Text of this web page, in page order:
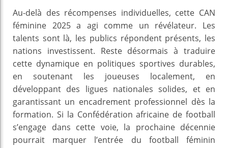
Au-delà des récompenses individuelles, cette CAN
féminine 2025 a agi comme un révélateur. Les
talents sont là, les publics répondent présents, les
nations investissent. Reste désormais à traduire
cette dynamique en politiques sportives durables,
en soutenant les joueuses localement, en
développant des ligues nationales solides, et en
garantissant un encadrement professionnel dès la
formation. Si la Confédération africaine de football
s’engage dans cette voie, la prochaine décennie
pourrait marquer l’entrée du football féminin